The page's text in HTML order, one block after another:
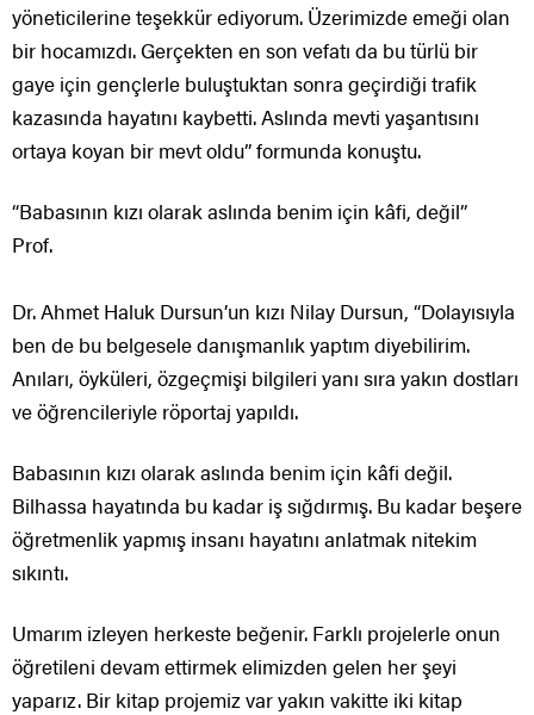
yöneticilerine teşekkür ediyorum. Üzerimizde emeği olan
bir hocamızdı. Gerçekten en son vefatı da bu türlü bir
gaye için gençlerle buluştuktan sonra geçirdiği trafik
kazasında hayatını kaybetti. Aslında mevti yaşantısını
ortaya koyan bir mevt oldu” formunda konuştu.
“Babasının kızı olarak aslında benim için kâfi, değil”
Prof.
Dr. Ahmet Haluk Dursun’un kızı Nilay Dursun, “Dolayısıyla
ben de bu belgesele danışmanlık yaptım diyebilirim.
Anıları, öyküleri, özgeçmişi bilgileri yanı sıra yakın dostları
ve öğrencileriyle röportaj yapıldı.
Babasının kızı olarak aslında benim için kâfi değil.
Bilhassa hayatında bu kadar iş sığdırmış. Bu kadar beşere
öğretmenlik yapmış insanı hayatını anlatmak nitekim
sıkıntı.
Umarım izleyen herkeste beğenir. Farklı projelerle onun
öğretileni devam ettirmek elimizden gelen her şeyi
yaparız. Bir kitap projemiz var yakın vakitte iki kitap